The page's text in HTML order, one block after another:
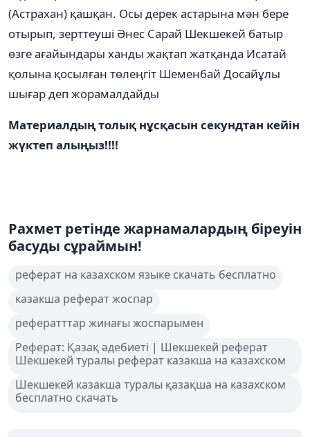
(Астрахан) қашқан. Осы дерек астарына мән бере
отырып, зерттеуші Әнес Сарай Шекшекей батыр
өзге ағайындары ханды жақтап жатқанда Исатай
қолына қосылған төлеңгіт Шеменбай Досайұлы
шығар деп жорамалдайды
Материалдың толық нұсқасын секундтан кейін
жүктеп алыңыз!!!!
Рахмет ретінде жарнамалардың біреуін
басуды сұраймын!
реферат на казахском языке скачать бесплатно
казакша реферат жоспар
рефератттар жинағы жоспарымен
Реферат: Қазақ әдебиеті | Шекшекей реферат
Шекшекей туралы реферат казакша на казахском
Шекшекей казакша туралы қазақша на казахском
бесплатно скачать